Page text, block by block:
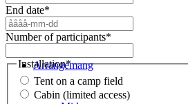
Konfirmationsläger
Arrangemang
streck
MM
streck
DD
End date*
streck
MM
streck
Number of participants*
Installation*
Tent on a camp field
Cabin (limited access)